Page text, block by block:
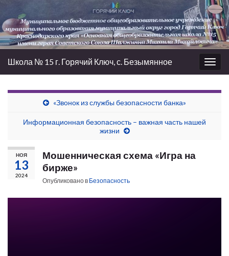
Вкл/
выкл
Школа № 15 г. Горячий Ключ, с. Безымянное
«Звонок из службы безопасности банка»
Информационная безопасность – важная часть нашей
жизни
НОЯ
13
2024
Мошенническая схема «Игра на
бирже»
Опубликовано в Безопасность